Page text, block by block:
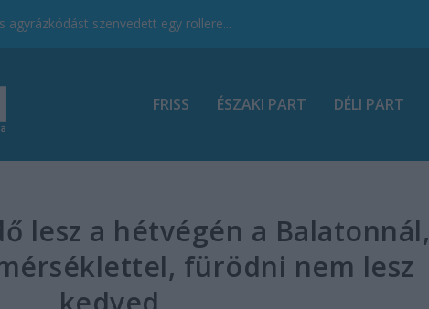
agyrázkódást szenvedett egy rollere...
FRISS ÉSZAKI PART DÉLI PART
lesz a hétvégén a Balatonnál,
fürödni nem lesz